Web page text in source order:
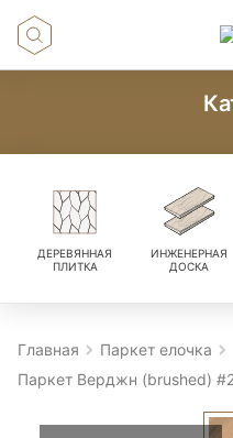
ДЕРЕВЯННАЯ
ПЛИТКА
ИНЖЕНЕРНАЯ
ДОСКА
Главная
Паркет елочка
Паркет Верджн (brushed)